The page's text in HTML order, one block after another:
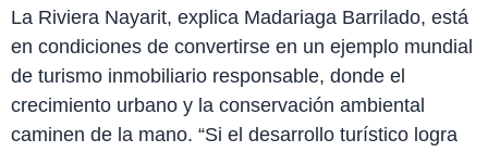
La Riviera Nayarit, explica Madariaga Barrilado, está
en condiciones de convertirse en un ejemplo mundial
de turismo inmobiliario responsable, donde el
crecimiento urbano y la conservación ambiental
caminen de la mano. “Si el desarrollo turístico logra